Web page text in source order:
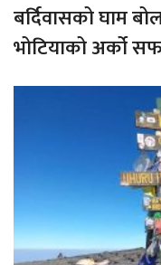
बर्दिवासको घाम
भोटियाको अर्को